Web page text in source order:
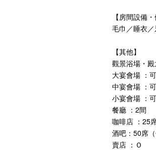
【房間設備・
毛巾／睡衣
【其他】
觀景浴場・殿
大宴會場 ：
中宴會場 ：
小宴會場 ：
餐廳 ：2間
咖啡店 ：25
酒吧：50席（
賣店 ：Ｏ